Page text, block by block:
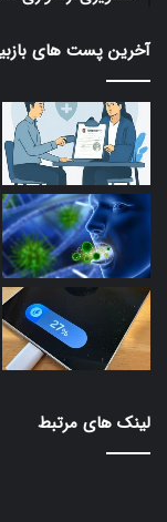
آخرین پست های
لینک های مرتبط